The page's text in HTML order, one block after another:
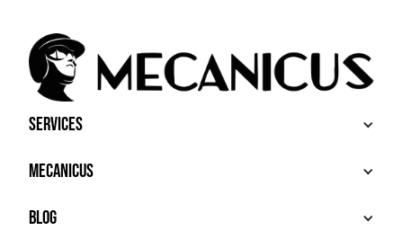
Services
ACHETER
VENDRE
SERVICES PREMIUM
Mecanicus
À PROPOS
HOUSE MECANICUS
Blog